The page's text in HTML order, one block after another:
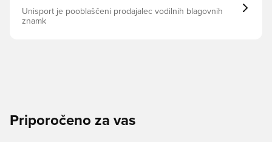
Unisport je pooblaščeni prodajalec vodilnih blagovnih
znamk
Priporočeno za vas